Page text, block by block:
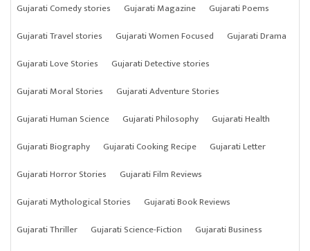
Gujarati Comedy stories
Gujarati Magazine
Gujarati Poems
Gujarati Travel stories
Gujarati Women Focused
Gujarati Drama
Gujarati Love Stories
Gujarati Detective stories
Gujarati Moral Stories
Gujarati Adventure Stories
Gujarati Human Science
Gujarati Philosophy
Gujarati Health
Gujarati Biography
Gujarati Cooking Recipe
Gujarati Letter
Gujarati Horror Stories
Gujarati Film Reviews
Gujarati Mythological Stories
Gujarati Book Reviews
Gujarati Thriller
Gujarati Science-Fiction
Gujarati Business